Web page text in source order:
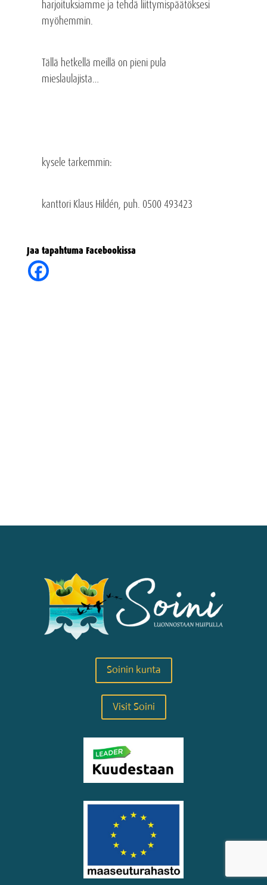
harjoituksiamme ja tehdä liittymispäätöksesi
myöhemmin.
Tällä hetkellä meillä on pieni pula
mieslaulajista…
kysele tarkemmin:
kanttori Klaus Hildén, puh. 0500 493423
Jaa tapahtuma Facebookissa
Soinin kunta
Visit Soini